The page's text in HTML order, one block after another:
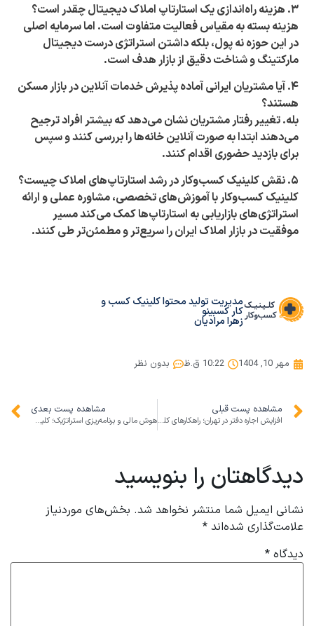
۳. هزینه راه‌اندازی یک استارتاپ املاک دیجیتال چقدر است؟
هزینه بسته به مقیاس فعالیت متفاوت است. اما سرمایه اصلی
در این حوزه نه پول، بلکه داشتن استراتژی درست دیجیتال
مارکتینگ و شناخت دقیق از بازار هدف است.
۴. آیا مشتریان ایرانی آماده پذیرش خدمات آنلاین در بازار مسکن
هستند؟
بله. تغییر رفتار مشتریان نشان می‌دهد که بیشتر افراد ترجیح
می‌دهند ابتدا به صورت آنلاین خانه‌ها را بررسی کنند و سپس
برای بازدید حضوری اقدام کنند.
۵. نقش کلینیک کسب‌وکار در رشد استارتاپ‌های املاک چیست؟
کلینیک کسب‌وکار با آموزش‌های تخصصی، مشاوره عملی و ارائه
استراتژی‌های بازاریابی به استارتاپ‌ها کمک می‌کند مسیر
موفقیت در بازار املاک ایران را سریع‌تر و مطمئن‌تر طی کنند.
مدیریت تولید محتوا کلینیک کسب و
کار کسبینو
زهرا مرادیان
مهر 10, 1404 10:22 ق.ظ بدون نظر
مشاهده پست قبلی
افزایش اجاره دفتر در تهران؛ راهکارهای کلینیک کسب و کار برای مدیریت هزینه‌های کسب‌وکار
مشاهده پست بعدی
هوش مالی و برنامه‌ریزی استراتژیک؛ کلید موفقیت کسب‌وکارها در تهران
دیدگاهتان را بنویسید
نشانی ایمیل شما منتشر نخواهد شد. بخش‌های موردنیاز
علامت‌گذاری شده‌اند *
دیدگاه *